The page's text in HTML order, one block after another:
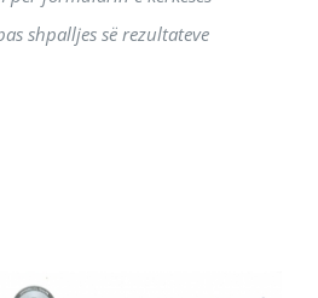
shpalljes së rezultateve